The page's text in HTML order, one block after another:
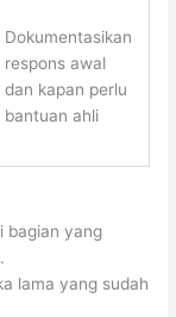
Dokumentasikan
respons awal
dan kapan perlu
bantuan ahli
bagian yang
lama yang sudah